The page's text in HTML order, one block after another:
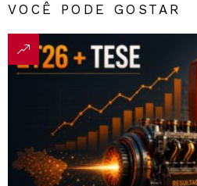
VOCÊ PODE GOSTAR